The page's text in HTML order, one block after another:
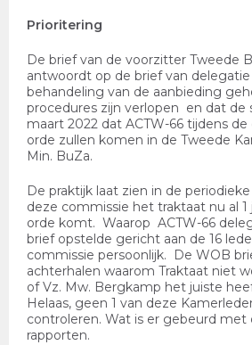
Prioritering
De brief van de voorzitter Tweede
antwoordt op de brief van
behandeling van de aanbieding
procedures zijn verlopen en dat de
maart 2022 dat ACTW-66 tijdens
orde zullen komen in de Tweede
Min. BuZa.
De praktijk laat zien in de
deze commissie het traktaat nu al 1
orde komt. Waarop ACTW-66
brief opstelde gericht aan de 16
commissie persoonlijk. De WOB
achterhalen waarom Traktaat niet
of Vz. Mw. Bergkamp het juiste
Helaas, geen 1 van deze
controleren. Wat is er gebeurd met
rapporten.